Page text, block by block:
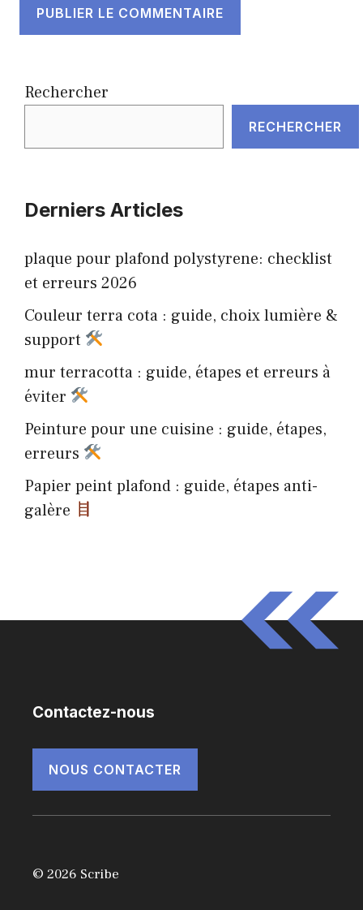
Rechercher
RECHERCHER
Derniers Articles
plaque pour plafond polystyrene: checklist
et erreurs 2026
Couleur terra cota : guide, choix lumière &
support
mur terracotta : guide, étapes et erreurs à
éviter
Peinture pour une cuisine : guide, étapes,
erreurs
Papier peint plafond : guide, étapes anti-
galère
Contactez-nous
NOUS CONTACTER
© 2026 Scribe